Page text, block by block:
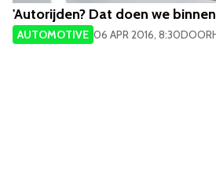
'Autorijden? Dat doen we
AUTOMOTIVE 06 APR 2016, 8:30DOOR